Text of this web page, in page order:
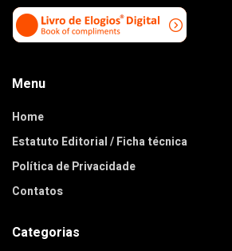
Menu
Home
Estatuto Editorial / Ficha técnica
Política de Privacidade
Contatos
Categorias